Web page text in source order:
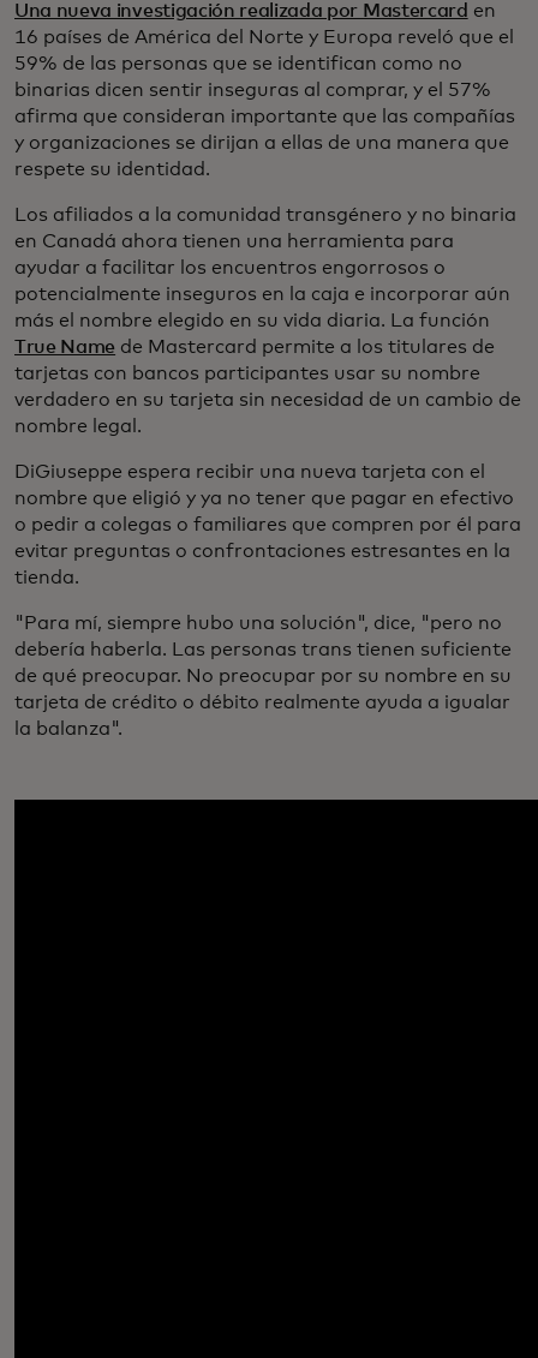
Una nueva investigación realizada por Mastercard en
16 países de América del Norte y Europa reveló que el
59% de las personas que se identifican como no
binarias dicen sentir inseguras al comprar, y el 57%
afirma que consideran importante que las compañías
y organizaciones se dirijan a ellas de una manera que
respete su identidad.
Los afiliados a la comunidad transgénero y no binaria
en Canadá ahora tienen una herramienta para
ayudar a facilitar los encuentros engorrosos o
potencialmente inseguros en la caja e incorporar aún
más el nombre elegido en su vida diaria. La función
True Name de Mastercard permite a los titulares de
tarjetas con bancos participantes usar su nombre
verdadero en su tarjeta sin necesidad de un cambio de
nombre legal.
DiGiuseppe espera recibir una nueva tarjeta con el
nombre que eligió y ya no tener que pagar en efectivo
o pedir a colegas o familiares que compren por él para
evitar preguntas o confrontaciones estresantes en la
tienda.
"Para mí, siempre hubo una solución", dice, "pero no
debería haberla. Las personas trans tienen suficiente
de qué preocupar. No preocupar por su nombre en su
tarjeta de crédito o débito realmente ayuda a igualar
la balanza".